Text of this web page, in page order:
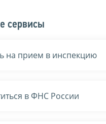
сервисы
на прием в инспекцию
в ФНС России